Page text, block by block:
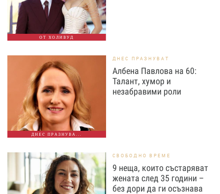
ОТ ХОЛИВУД
ДНЕС ПРАЗНУВА...
ДНЕС ПРАЗНУВАТ
Албена Павлова на 60:
Талант, хумор и
незабравими роли
СВОБОДНО ВРЕМЕ
9 неща, които състаряват
жената след 35 години –
без дори да ги осъзнава